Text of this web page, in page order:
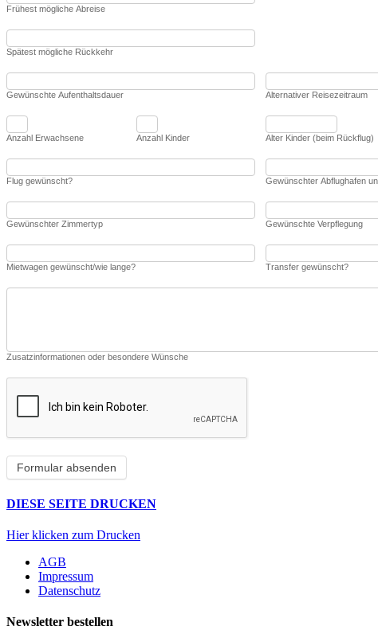
Frühest mögliche Abreise
Spätest mögliche Rückkehr
Gewünschte Aufenthaltsdauer Alternativer Reisezeitraum
Anzahl Erwachsene Anzahl Kinder Alter Kinder (beim Rückflug)
Flug gewünscht? Gewünschter Abflughafen
Gewünschter Zimmertyp Gewünschte Verpflegung
Mietwagen gewünscht/wie lange? Transfer gewünscht?
Zusatzinformationen oder besondere Wünsche
DIESE SEITE DRUCKEN
Hier klicken zum Drucken
AGB
Impressum
Datenschutz
Newsletter bestellen